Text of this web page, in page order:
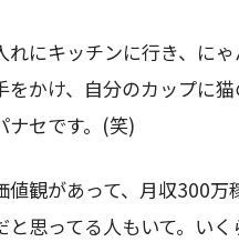
れにキッチンに行き、に
をかけ、自分のカップに
ナセです。(笑)
値観があって、月収300
と思ってる人もいて。い